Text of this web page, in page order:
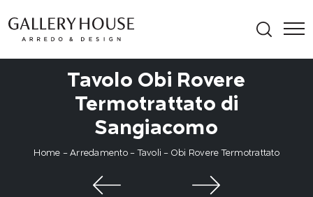
Tavolo Obi Rovere
Termotrattato di
Sangiacomo
Home - Arredamento-Tavoli - Obi Rovere Termotrattato